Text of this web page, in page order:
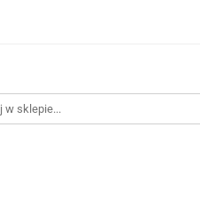
SERIA J